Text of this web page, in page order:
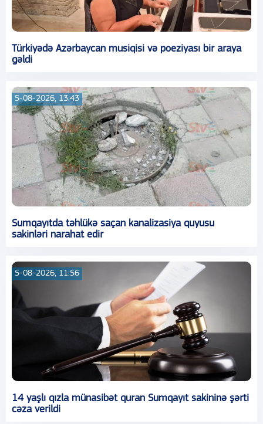
Türkiyədə Azərbaycan musiqisi və poeziyası bir araya
gəldi
5-08-2026, 13:43
Sumqayıtda təhlükə saçan kanalizasiya quyusu
sakinləri narahat edir
5-08-2026, 11:56
14 yaşlı qızla münasibət quran Sumqayıt sakininə şərti
cəza verildi